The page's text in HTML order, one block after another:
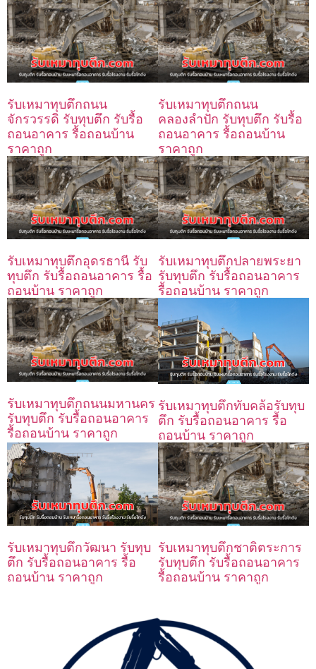
รับเหมาทุบตึกถนน
จักรวรรดิ รับทุบตึก รับรื้อ
ถอนอาคาร รื้อถอนบ้าน
ราคาถูก
รับเหมาทุบตึกถนน
คลองลำปัก รับทุบตึก รับรื้อ
ถอนอาคาร รื้อถอนบ้าน
ราคาถูก
รับเหมาทุบตึกอุดรธานี รับ
ทุบตึก รับรื้อถอนอาคาร รื้อ
ถอนบ้าน ราคาถูก
รับเหมาทุบตึกปลายพระยา
รับทุบตึก รับรื้อถอนอาคาร
รื้อถอนบ้าน ราคาถูก
รับเหมาทุบตึกถนนมหานคร
รับทุบตึก รับรื้อถอนอาคาร
รื้อถอนบ้าน ราคาถูก
รับเหมาทุบตึกทับคล้อรับทุบ
ตึก รับรื้อถอนอาคาร รื้อ
ถอนบ้าน ราคาถูก
รับเหมาทุบตึกวัฒนา รับทุบ
ตึก รับรื้อถอนอาคาร รื้อ
ถอนบ้าน ราคาถูก
รับเหมาทุบตึกชาติตระการ
รับทุบตึก รับรื้อถอนอาคาร
รื้อถอนบ้าน ราคาถูก